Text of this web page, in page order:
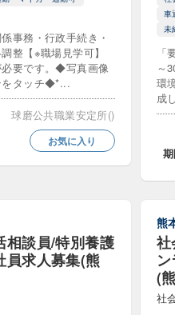
こだわり
ネイルOK
主婦（主夫）歓迎・
動物愛護・動物好き
寮・社宅あり
産休･育休制度あり
事務・行政手続き・
整【※職場見学可】
要です。◆写真画像
をタッチ◆*...
球磨公共職業安定所()
お気に入り
車
未
～
環
成
相談員/特別養護
員求人募集(熊
熊
社
(
社